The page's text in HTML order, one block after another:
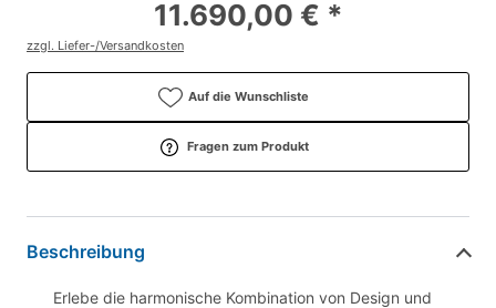
11.690,00 € *
zzgl. Liefer-/Versandkosten
Auf die Wunschliste
Fragen zum Produkt
Beschreibung
Erlebe die harmonische Kombination von Design und